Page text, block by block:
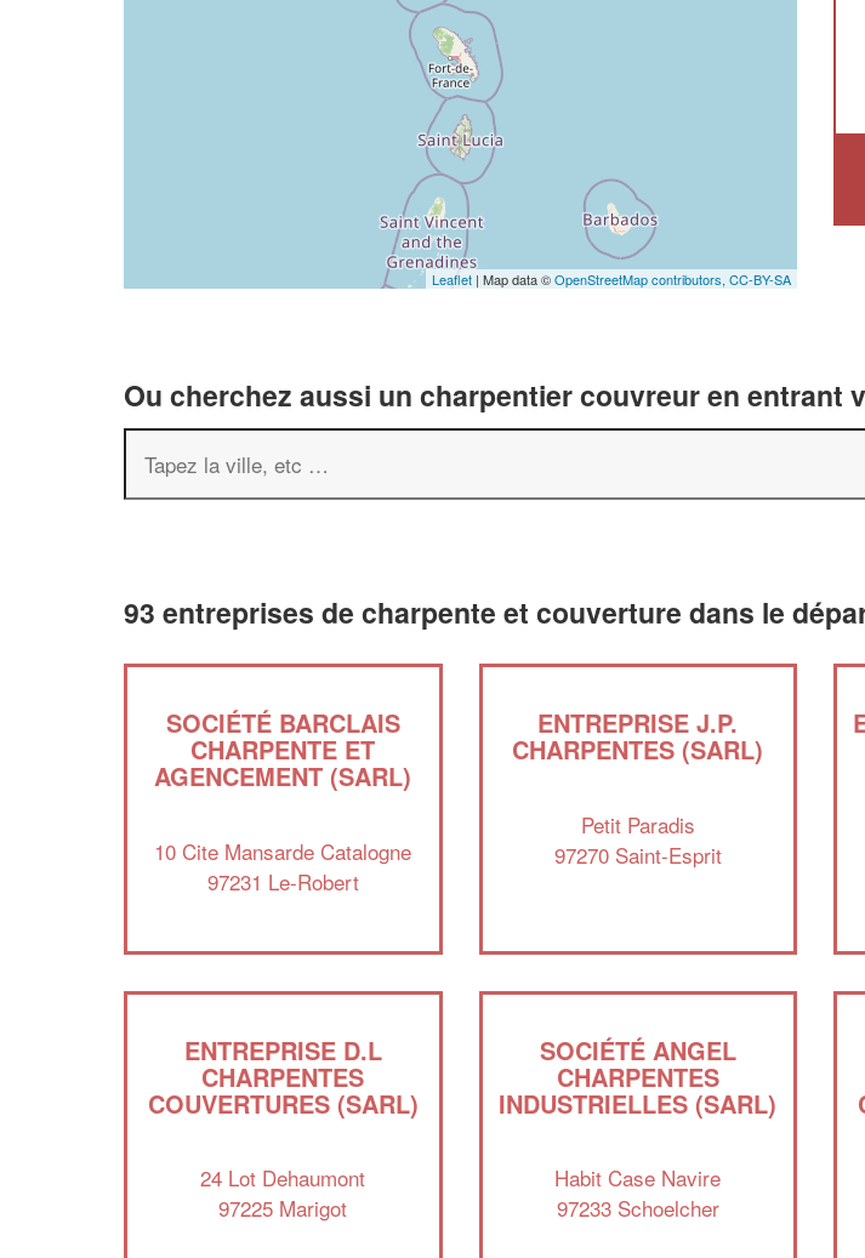
Leaflet | Map data ©OpenStreetMap contributors, CC-BY-SA
Ou cherchez aussi un charpentier couvreur en entrant
93 entreprises de charpente et couverture dans le
SOCIÉTÉ BARCLAIS
CHARPENTE ET
AGENCEMENT (SARL)
10 Cite Mansarde Catalogne
97231 Le-Robert
ENTREPRISE J.P.
CHARPENTES (SARL)
Petit Paradis
97270 Saint-Esprit
ENTREPRISE D.L
CHARPENTES
COUVERTURES (SARL)
24 Lot Dehaumont
97225 Marigot
SOCIÉTÉ ANGEL
CHARPENTES
INDUSTRIELLES (SARL)
Habit Case Navire
97233 Schoelcher